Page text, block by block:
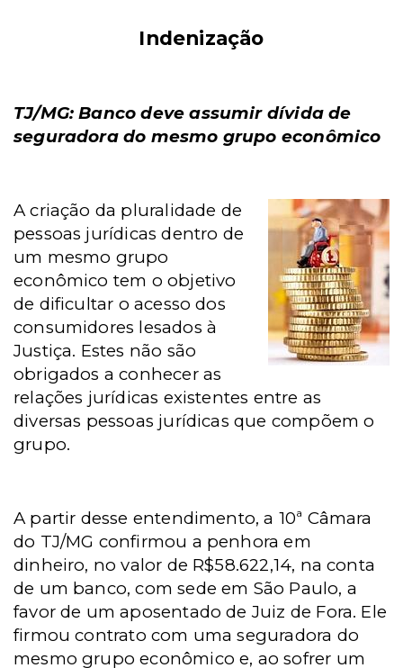
Indenização
TJ/MG: Banco deve assumir dívida de
seguradora do mesmo grupo econômico
A criação da pluralidade de
pessoas jurídicas dentro de
um mesmo grupo
econômico tem o objetivo
de dificultar o acesso dos
consumidores lesados à
Justiça. Estes não são
obrigados a conhecer as
relações jurídicas existentes entre as
diversas pessoas jurídicas que compõem o
grupo.
A partir desse entendimento, a 10ª Câmara
do TJ/MG confirmou a penhora em
dinheiro, no valor de R$58.622,14, na conta
de um banco, com sedeem São Paulo, a
favor de um aposentado de Juiz de Fora. Ele
firmou contrato com uma seguradora do
mesmo grupo econômico e, ao sofrer um